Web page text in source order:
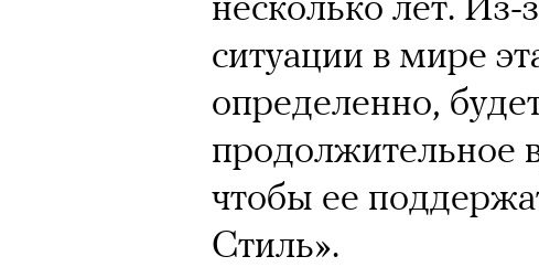
ситуации в мире
определенно,
продолжительное
чтобы ее
Стиль».
первых показах на
темы
Подписывайтесь на телеграм-
горы становится
готовы снова
Психологи и
высота меняет
тянет с новой силой